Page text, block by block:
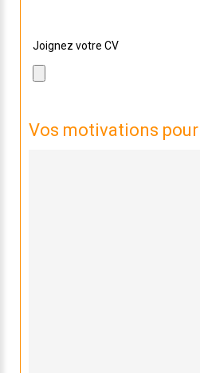
Joignez votre CV
Vos motivations